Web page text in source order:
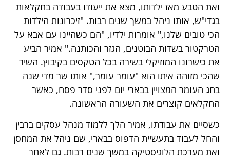
ואת הטבע מאז ילדותו, מצא את ייעודו בעבודה בחקלאות
בגדי"ש, אותו ניהל במשך שנים רבות. "זיכרונות הילדות
הכי טובים שלנו," אומרות ילדיו, "הם כשהיינו עם אבא על
הטרקטור בשדות הבוטנים, הגזר והכותנה." אמיר הביע
את כישרונו המוזיקלי בשירה בכל הטקסים בקיבוץ. השיר
שהכי מזוהה איתו הוא "עומר עומר," אותו שר מדי שנה
בחג העומר המצויין בבארי יום לפני סדר פסח, כאשר
החקלאים קוצרים את השעורה הראשונה.
כשסיים את עבודתו, אמיר הלך ללמוד מנהל עסקים ברבין
והחל לעבוד בתעשיית הדפוס בבארי, שם ניהל את המחסן
ואת מערכת הלוגיסטיקה במשך שנים רבות. גם לאחר